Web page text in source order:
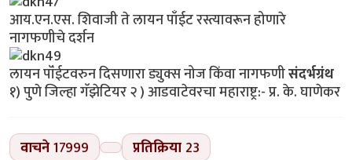
आय.एन.एस. शिवाजी ते लायन पाँईट रस्त्यावरून होणारे
नागफणीचे दर्शन
लायन पॉंईटवरुन दिसणारा ड्युक्स नोज किंवा नागफणीसंदर्भग्रंथ
१) पुणे जिल्हा गॅझेटियर २ ) आडवाटेवरचा महाराष्ट्र:- प्र. के. घाणेकर
वाचने17999 प्रतिक्रिया 23